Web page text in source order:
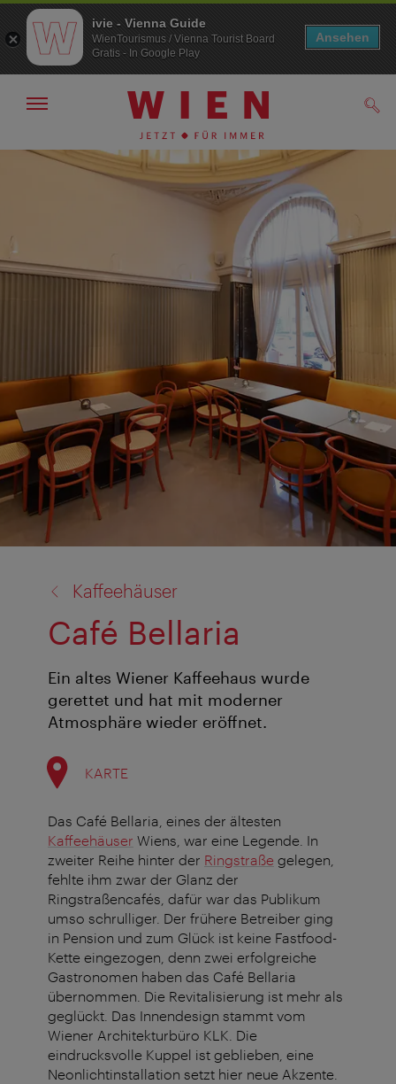
Zur
Zum
Navigation
Kaffeehäuser
Café Bellaria
Ein altes Wiener Kaffeehaus wurde
gerettet und hat mit moderner
Atmosphäre wieder eröffnet.
KARTE
Das Café Bellaria, eines der ältesten
Kaffeehäuser Wiens, war eine Legende. In
zweiter Reihe hinter der Ringstraße gelegen,
fehlte ihm zwar der Glanz der
Ringstraßencafés, dafür war das Publikum
umso schrulliger. Der frühere Betreiber ging
in Pension und zum Glück ist keine Fastfood-
Kette eingezogen, denn zwei erfolgreiche
Gastronomen haben das Café Bellaria
übernommen. Die Revitalisierung ist mehr als
geglückt. Das Innendesign stammt vom
Wiener Architekturbüro KLK. Die
eindrucksvolle Kuppel ist geblieben, eine
Neonlichtinstallation setzt hier neue Akzente.
ivie - Vienna Guide
WienTourismus / Vienna Tourist Board
Gratis - In Google Play
Ansehen